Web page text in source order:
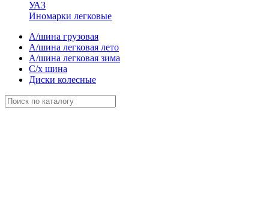
УАЗ
Иномарки легковые
А/шина грузовая
А/шина легковая лето
А/шина легковая зима
С/х шина
Диски колесные